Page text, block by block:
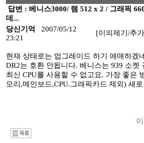
답변 : 베니스3000/ 램 512 x 2 / 그래픽
데...
당신기억
2007/05/12
23:21
[이의제기/추
현재 상태로는 업그레이드 하기 애매하겠
DR2는 호환 안됩니다. 베니스는 939 소켓
최신 CPU를 사용할 수 없고요. 가장 좋은
모리,메인보드,CPU.그래픽카드 제외) 새